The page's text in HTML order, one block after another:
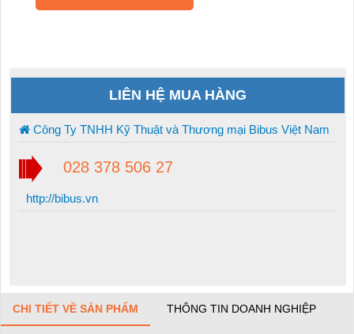
LIÊN HỆ MUA HÀNG
Công Ty TNHH Kỹ Thuật và Thương mại Bibus Việt Nam
028 378 506 27
http://bibus.vn
CHI TIẾT VỀ SẢN PHẨM THÔNG TIN DOANH NGHIỆP